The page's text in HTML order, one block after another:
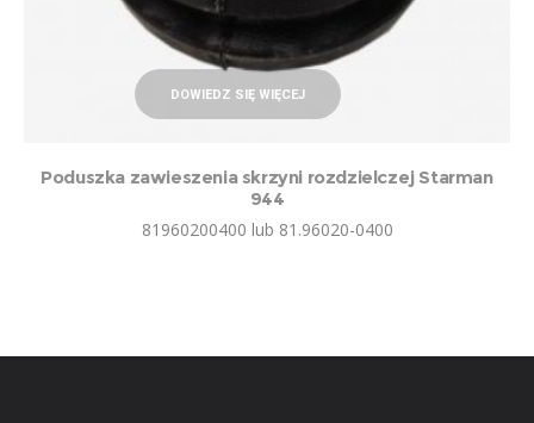
DOWIEDZ SIĘ WIĘCEJ
Poduszka zawieszenia skrzyni rozdzielczej Starman
944
81960200400 lub 81.96020-0400